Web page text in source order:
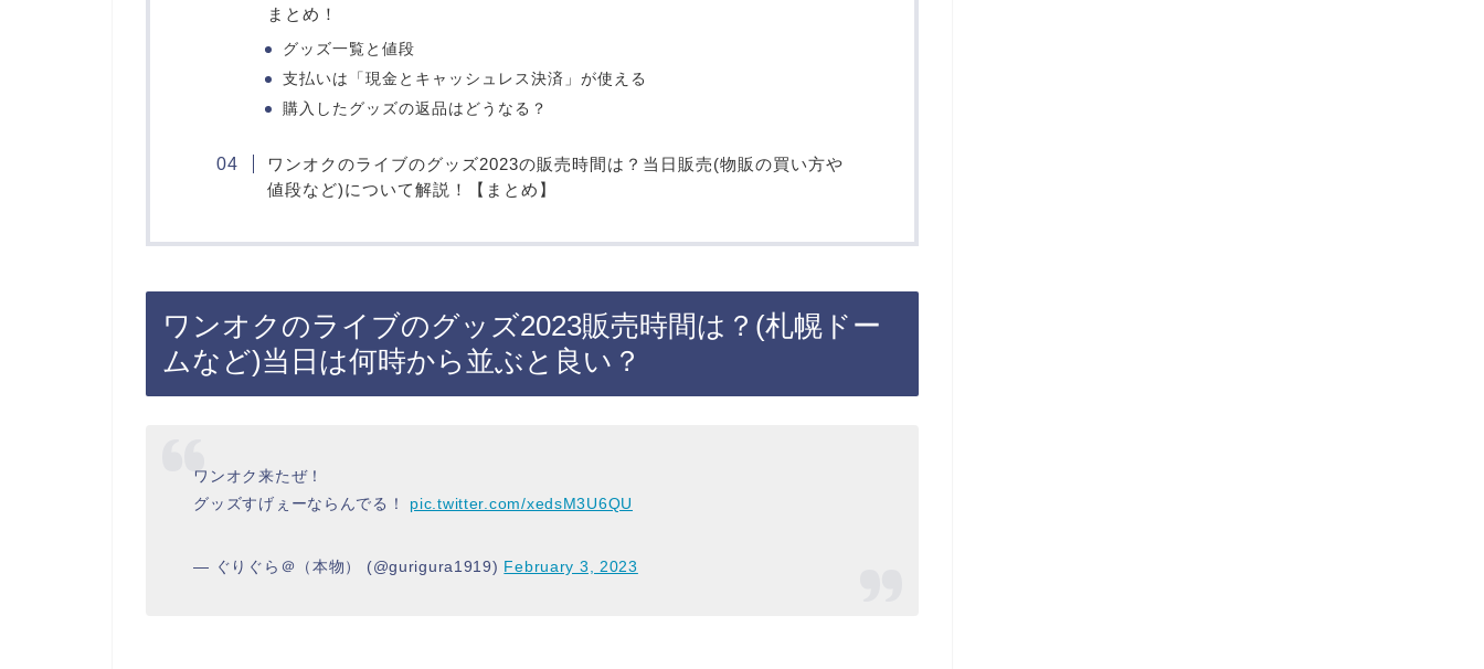
まとめ！
グッズ一覧と値段
支払いは「現金とキャッシュレス決済」が使える
購入したグッズの返品はどうなる？
ワンオクのライブのグッズ2023の販売時間は？当日販売(物販の買い方や
値段など)について解説！【まとめ】
ワンオクのライブのグッズ2023販売時間は？(札幌ドー
ムなど)当日は何時から並ぶと良い？
ワンオク来たぜ！
グッズすげぇーならんでる！ pic.twitter.com/xedsM3U6QU
— ぐりぐら＠（本物） (@gurigura1919) February 3, 2023